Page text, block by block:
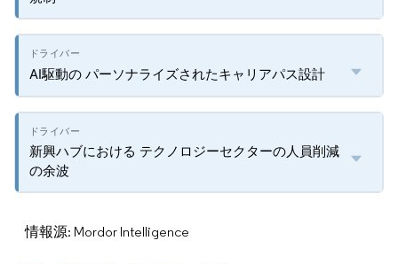
AI駆動の パーソナライズされたキャリアパス設計
新興ハブにおける テクノロジーセクターの人員削減
の余波
情報源: Mordor Intelligence